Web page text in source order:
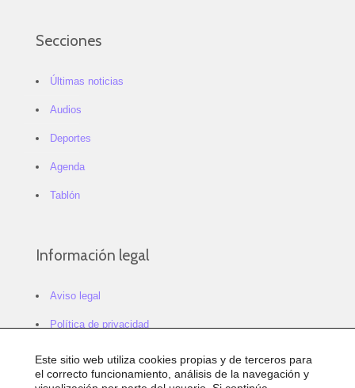
Secciones
Últimas noticias
Audios
Deportes
Agenda
Tablón
Información legal
Aviso legal
Política de privacidad
Política de cookies
Configurar cookies
Este sitio web utiliza cookies propias y de terceros para
el correcto funcionamiento, análisis de la navegación y